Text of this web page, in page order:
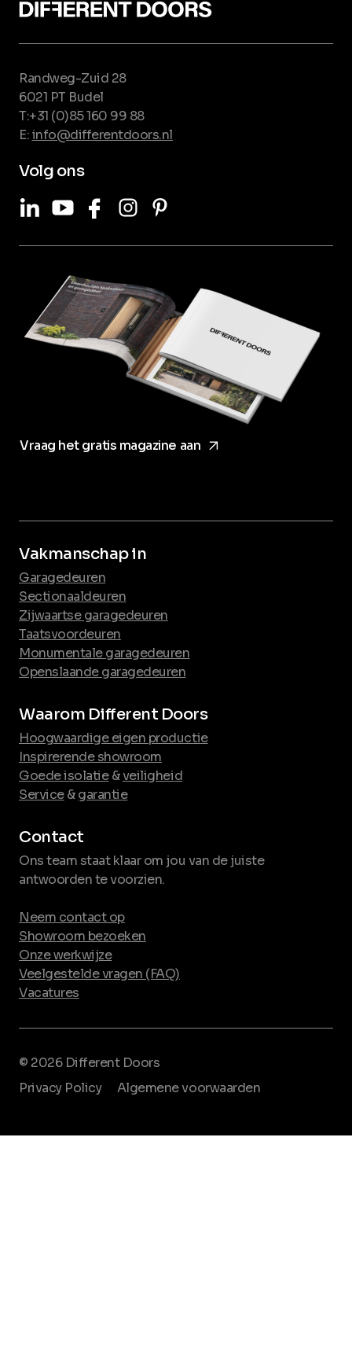
Randweg-Zuid 28
6021 PT Budel
T:+31 (0)85 160 99 88
E:info@differentdoors.nl
Volg ons
LinkedInYoutubeFacebookInstagram
Vakmanschap in
Garagedeuren
Sectionaaldeuren
Zijwaartse garagedeuren
Taatsvoordeuren
Monumentale garagedeuren
Openslaande garagedeuren
Waarom Different Doors
Hoogwaardige eigen productie
Inspirerende showroom
Goede isolatie&veiligheid
Service&garantie
Contact
Ons team staat klaar om jou van de juiste
antwoorden te voorzien.
Neem contact op
Showroom bezoeken
Onze werkwijze
Veelgestelde vragen (FAQ)
Vacatures
Vraag het gratis magazine aanarrow_forward
© 2026 Different Doors
Privacy Policy
Algemene voorwaarden